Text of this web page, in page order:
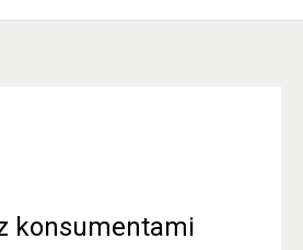
konsumentami